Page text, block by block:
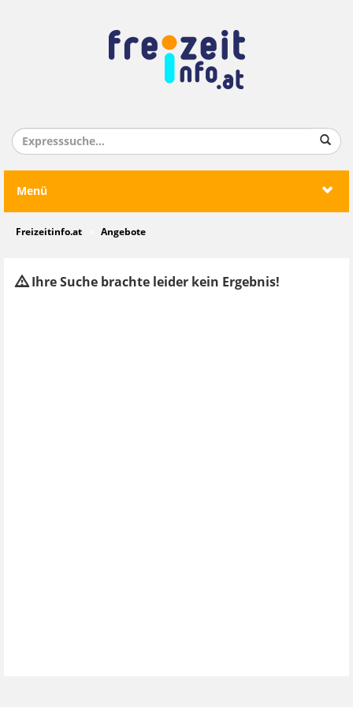
Menü
Freizeitinfo.at Angebote
Ihre Suche brachte leider kein Ergebnis!